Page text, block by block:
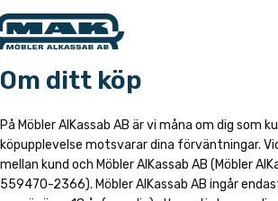
Om ditt köp
På Möbler AlKassab AB är vi måna om dig som
köpupplevelse motsvarar dina förväntningar.
mellan kund och Möbler AlKassab AB (Möbler
559470-2366). Möbler AlKassab AB ingår